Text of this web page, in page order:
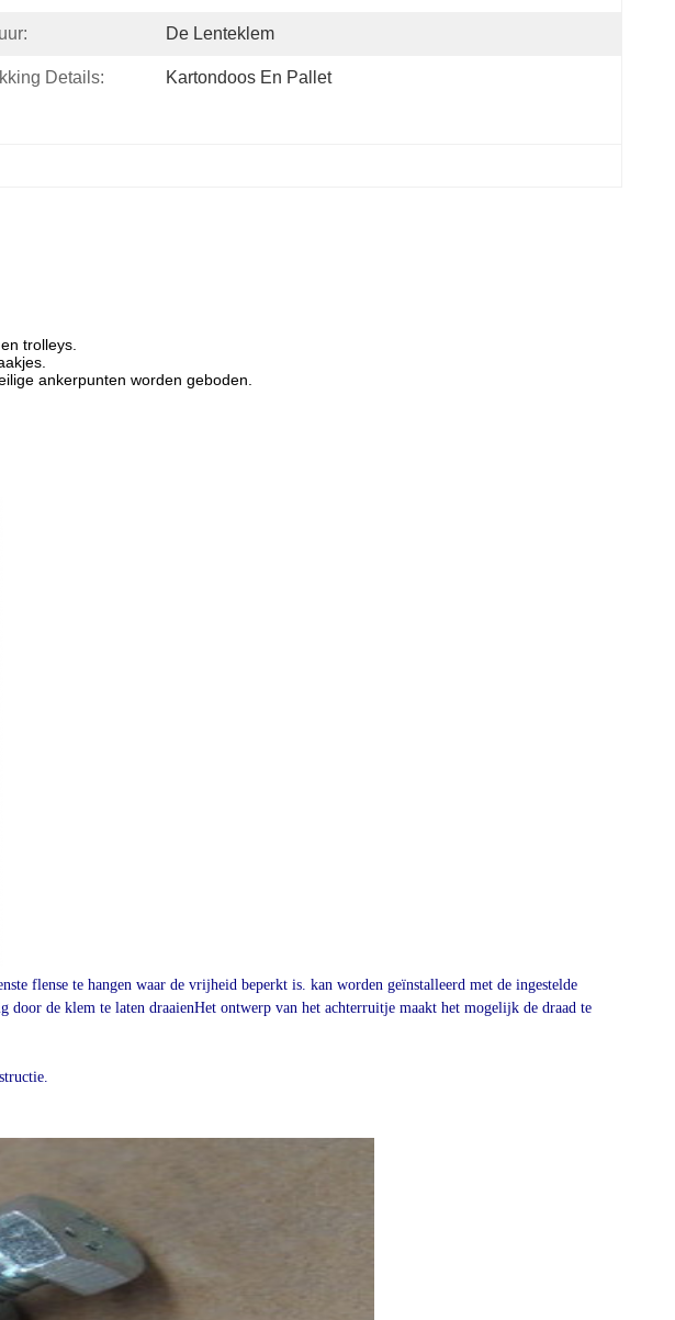
De Lenteklem
Details: Kartondoos En Pallet
trolleys.
ankerpunten worden geboden.
flense te hangen waar de vrijheid beperkt is. kan worden geïnstalleerd met de ingestelde
de klem te laten draaienHet ontwerp van het achterruitje maakt het mogelijk de draad te